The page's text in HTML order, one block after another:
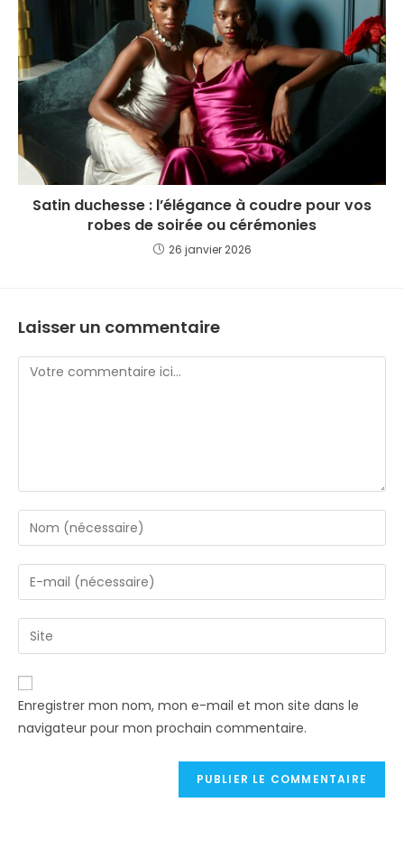
Satin duchesse : l’élégance à coudre pour vos
robes de soirée ou cérémonies
26 janvier 2026
Laisser un commentaire
Enregistrer mon nom, mon e-mail et mon site dans le
navigateur pour mon prochain commentaire.